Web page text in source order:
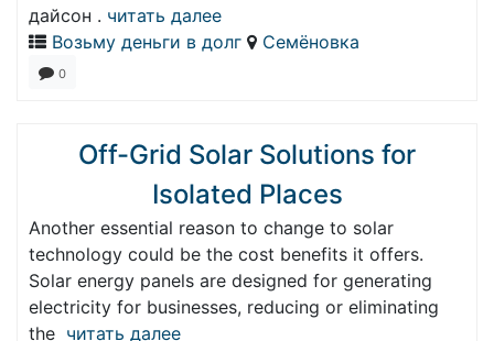
дайсон . читать далее
Возьму деньги в долг
Семёновка
0
Off-Grid Solar Solutions for
Isolated Places
Another essential reason to change to solar
technology could be the cost benefits it offers.
Solar energy panels are designed for generating
electricity for businesses, reducing or eliminating
the читать далее